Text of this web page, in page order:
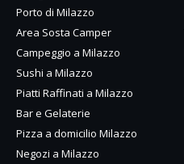
Porto di Milazzo
Area Sosta Camper
Campeggio a Milazzo
Sushi a Milazzo
Piatti Raffinati a Milazzo
Bar e Gelaterie
Pizza a domicilio Milazzo
Negozi a Milazzo